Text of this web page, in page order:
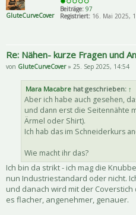
GluteCurveCover
Beiträge: 97
Registriert: 16. Mai 2025,
Re: Nähen- kurze Fragen und
von GluteCurveCover» 25. Sep 2025, 14:54
Mara Macabre hat geschrieben: ↑
Aber ich habe auch gesehen,
und dann erst die Seitennähte
Ärmel oder Shirt).
Ich hab das im Schneiderkurs
Wie macht ihr das?
Ich bin da strikt - ich mag die
nun Industriestandard oder nicht.
und danach wird mit der Coverstich
es flacher, angenehmer, genauer.